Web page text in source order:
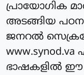
പ്രായോഗിക
അടങ്ങിയ പഠന
ജനറല്‍
ഭാഷകളില്‍ ഈ